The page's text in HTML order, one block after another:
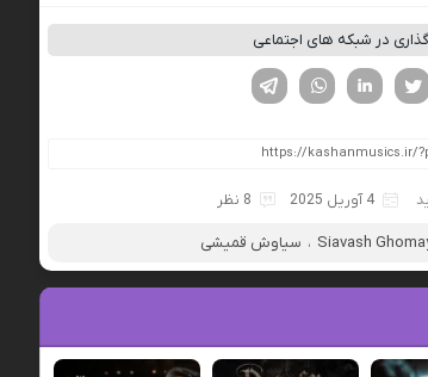
در شبکه های اجتماعی
لینکدین تویتر
فیسوک
4 آوریل 2025 8 نظر
Siavash ، سیاوش قمیشی